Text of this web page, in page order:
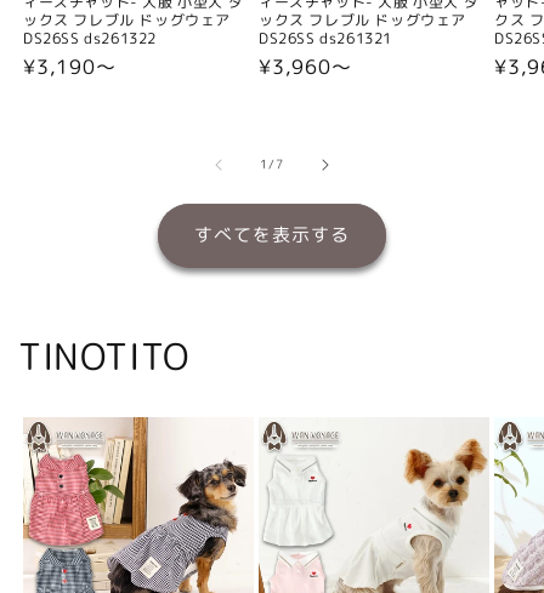
ックス フレブル ドッグウェア
DS26SS ds261322
通
¥3,190〜
ックス フレブル ドッグウェア
DS26SS ds261321
通
¥3,960〜
クス
通
1/の
7
すべてを表示する
TINOTITO